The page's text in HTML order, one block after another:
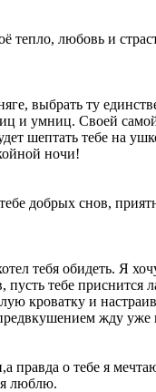
тепло, любовь и
выбрать ту
и умниц. Своей
шептать тебе на
ночи!
добрых снов,
тебя обидеть. Я
тебе
кроватку и
жду уже
правда о тебе я
люблю.